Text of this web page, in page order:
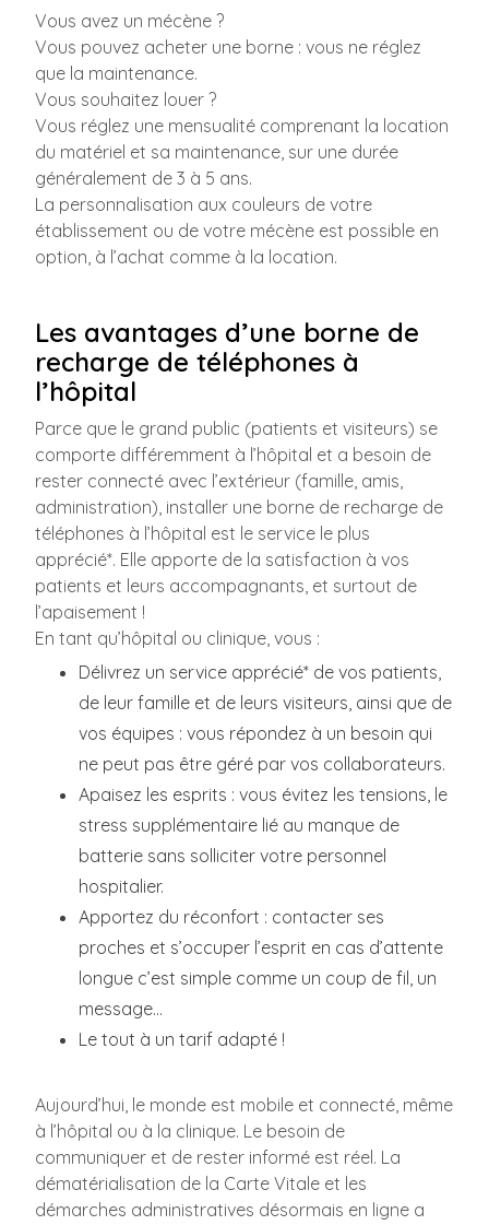
Vous avez un mécène ?
Vous pouvez acheter une borne : vous ne réglez
que la maintenance.
Vous souhaitez louer ?
Vous réglez une mensualité comprenant la location
du matériel et sa maintenance, sur une durée
généralement de 3 à 5 ans.
La personnalisation aux couleurs de votre
établissement ou de votre mécène est possible en
option, à l’achat comme à la location.
Les avantages d’une borne de
recharge de téléphones à
l’hôpital
Parce que le grand public (patients et visiteurs) se
comporte différemment à l’hôpital et a besoin de
rester connecté avec l’extérieur (famille, amis,
administration), installer une borne de recharge de
téléphones à l’hôpital est le service le plus
apprécié*. Elle apporte de la satisfaction à vos
patients et leurs accompagnants, et surtout de
l’apaisement !
En tant qu’hôpital ou clinique, vous :
Délivrez un service apprécié* de vos patients,
de leur famille et de leurs visiteurs, ainsi que de
vos équipes : vous répondez à un besoin qui
ne peut pas être géré par vos collaborateurs.
Apaisez les esprits : vous évitez les tensions, le
stress supplémentaire lié au manque de
batterie sans solliciter votre personnel
hospitalier.
Apportez du réconfort : contacter ses
proches et s’occuper l’esprit en cas d’attente
longue c’est simple comme un coup de fil, un
message…
Le tout à un tarif adapté !
Aujourd’hui, le monde est mobile et connecté, même
à l’hôpital ou à la clinique. Le besoin de
communiquer et de rester informé est réel. La
dématérialisation de la Carte Vitale et les
démarches administratives désormais en ligne a